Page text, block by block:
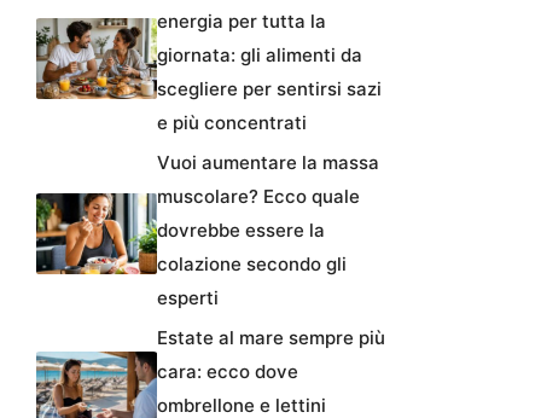
energia per tutta la
giornata: gli alimenti da
scegliere per sentirsi sazi
e più concentrati
Vuoi aumentare la massa
muscolare? Ecco quale
dovrebbe essere la
colazione secondo gli
esperti
Estate al mare sempre più
cara: ecco dove
ombrellone e lettini